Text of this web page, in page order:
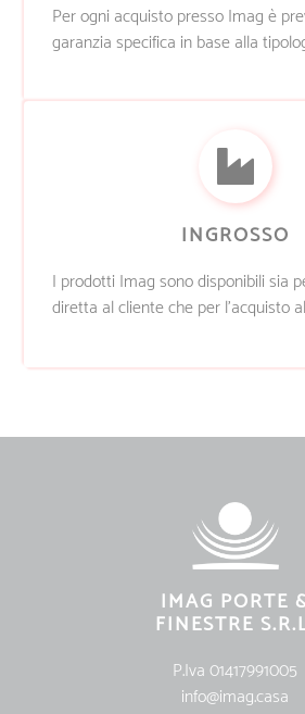
Per ogni acquisto presso Imag è
garanzia specifica in base alla
INGROSSO
I prodotti Imag sono disponibili sia
diretta al cliente che per l’acquisto
IMAG PORTE
FINESTRE
P.Iva 01417991005
info@imag.casa